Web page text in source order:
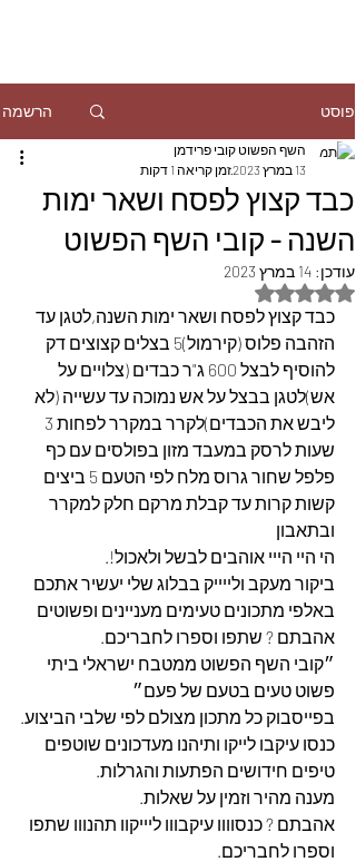
פוסט הרשמה
כבד קצוץ לפסח ושאר ימות
השנה - קובי השף הפשוט
השף הפשוט קובי פרידמן
13 במרץ 2023
זמן קריאה 1 דקות
עודכן: 14 במרץ 2023
דירוג של NaN מתוך 5 כוכבים
כבד קצוץ לפסח ושאר ימות השנה,לטגן עד
הזהבה פלוס (קירמול)5 בצלים קצוצים דק
להוסיף לבצל 600 ג"ר כבדים (צלויים על
אש)לטגן בבצל על אש נמוכה עד עשייה (לא
שעות לרסק במעבד מזון בפולסים עם כף
פלפל שחור גרוס מלח לפי הטעם 5 ביצים
קשות קרות עד קבלת מרקם חלק למקרר
ובתאבון
הי היי הייי אוהבים לבשל ולאכול!.
ביקור מעקב ולייייק בבלוג שלי יעשיר אתכם
באלפי מתכונים טעימים מעניינים ופשוטים
אהבתם ? שתפו וספרו לחבריכם.
״קובי השף הפשוט ממטבח ישראלי ביתי
פשוט טעים בטעם של פעם״
בפייסבוק כל מתכון מצולם לפי שלבי הביצוע.
כנסו עיקבו לייקו ותיהנו מעדכונים שוטפים
טיפים חידושים הפתעות והגרלות.
מענה מהיר וזמין על שאלות.
אהבתם ? כנסוווו עיקבווו ליייקוו תהנווו שתפו
וספרו לחבריכם.